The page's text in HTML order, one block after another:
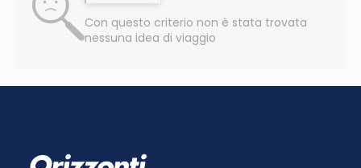
Con questo criterio non è stata trovata
nessuna idea di viaggio